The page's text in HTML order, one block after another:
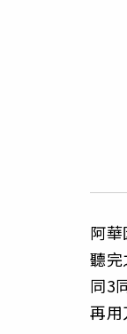
阿
聽
同3
再用